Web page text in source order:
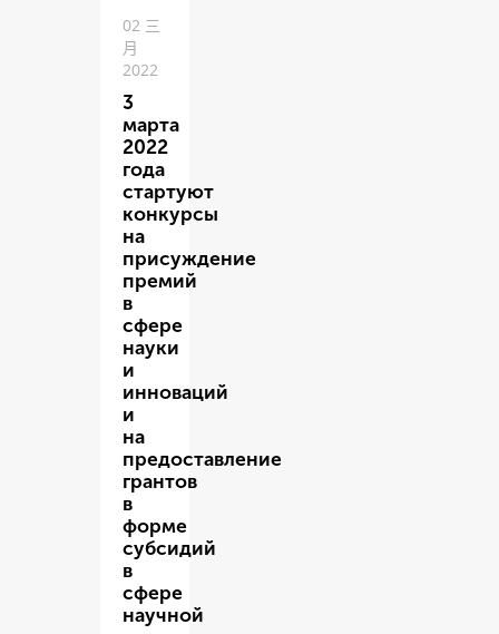
02 三
月
2022
3
марта
2022
года
стартуют
конкурсы
на
присуждение
премий
в
сфере
науки
и
инноваций
и
на
предоставление
грантов
в
форме
субсидий
в
сфере
научной